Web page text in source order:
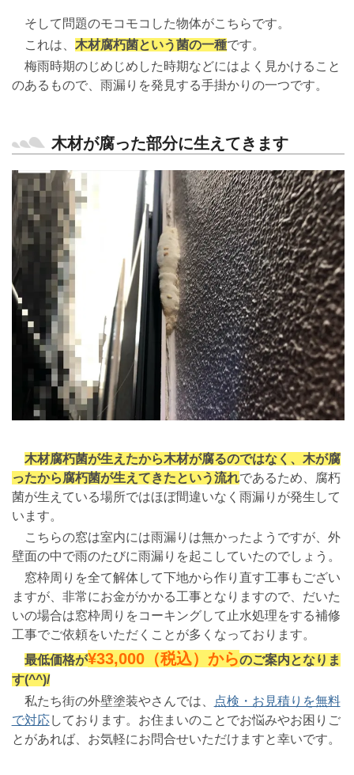
そして問題のモコモコした物体がこちらです。
これは、 木材腐朽菌という菌の一種です。
梅雨時期のじめじめした時期などにはよく見かけること
のあるもので、雨漏りを発見する手掛かりの一つです。
木材が腐った部分に生えてきます
木材腐朽菌が生えたから木材が腐るのではなく、木が腐
ったから腐朽菌が生えてきたという流れであるため、腐朽
菌が生えている場所ではほぼ間違いなく雨漏りが発生して
います。
こちらの窓は室内には雨漏りは無かったようですが、外
壁面の中で雨のたびに雨漏りを起こしていたのでしょう。
窓枠周りを全て解体して下地から作り直す工事もござい
ますが、非常にお金がかかる工事となりますので、だいた
いの場合は窓枠周りをコーキングして止水処理をする補修
工事でご依頼をいただくことが多くなっております。
最低価格が¥33,000（税込）からのご案内となりま
す(^^)/
私たち街の外壁塗装やさんでは、
点検・お見積りを無料
で対応しております。お住まいのことでお悩みやお困りご
とがあれば、お気軽にお問合せいただけますと幸いです。